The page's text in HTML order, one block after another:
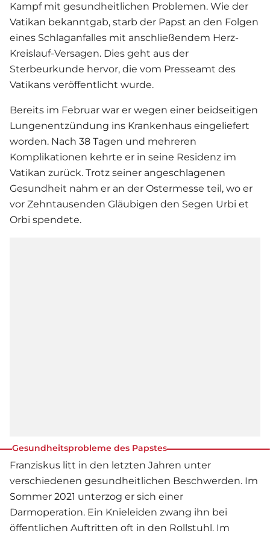
Kampf mit gesundheitlichen Problemen. Wie der
Vatikan bekanntgab, starb der Papst an den Folgen
eines Schlaganfalles mit anschließendem Herz-
Kreislauf-Versagen. Dies geht aus der
Sterbeurkunde hervor, die vom Presseamt des
Vatikans veröffentlicht wurde.
Bereits im Februar war er wegen einer beidseitigen
Lungenentzündung ins Krankenhaus eingeliefert
worden. Nach 38 Tagen und mehreren
Komplikationen kehrte er in seine Residenz im
Vatikan zurück. Trotz seiner angeschlagenen
Gesundheit nahm er an der Ostermesse teil, wo er
vor Zehntausenden Gläubigen den Segen Urbi et
Orbi spendete.
Gesundheitsprobleme des Papstes
Franziskus litt in den letzten Jahren unter
verschiedenen gesundheitlichen Beschwerden. Im
Sommer 2021 unterzog er sich einer
Darmoperation. Ein Knieleiden zwang ihn bei
öffentlichen Auftritten oft in den Rollstuhl. Im